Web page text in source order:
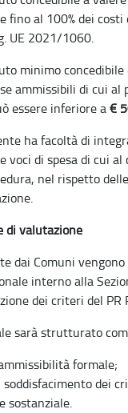
fino al 100% dei
UE 2021/1060.
minimo
ammissibili di cui al
essere inferiore a€
ha facoltà di
voci di spesa di cui
nel rispetto
di valutazione
dai Comuni
interno alla
dei criteri del
sarà strutturato
formale;
soddisfacimento dei
sostanziale.